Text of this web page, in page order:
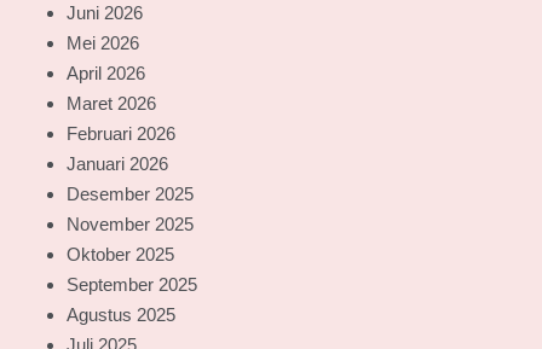
Juni 2026
Mei 2026
April 2026
Maret 2026
Februari 2026
Januari 2026
Desember 2025
November 2025
Oktober 2025
September 2025
Agustus 2025
Juli 2025